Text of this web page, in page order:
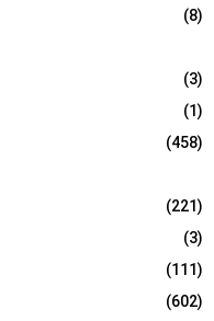
(8)
(3)
(1)
(458)
(221)
(3)
(111)
(602)